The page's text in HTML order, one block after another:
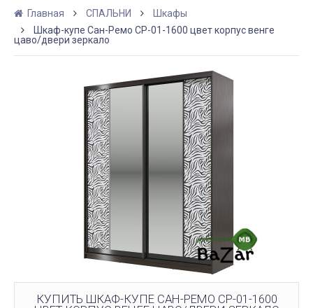
Главная СПАЛЬНИ
Шкафы
Шкаф-купе Сан-Ремо СР-01-1600 цвет корпус венге
цаво/двери зеркало
КУПИТЬ ШКАФ-КУПЕ САН-РЕМО СР-01-1600